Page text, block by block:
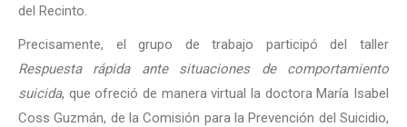
del Recinto.
Precisamente, el grupo de trabajo participó del taller
Respuesta rápida ante situaciones de comportamiento
suicida, que ofreció de manera virtual la doctora María Isabel
Coss Guzmán, de la Comisión para la Prevención del Suicidio,